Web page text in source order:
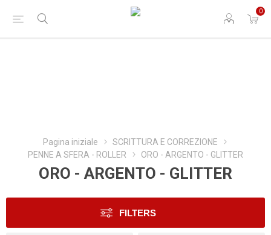
0
Pagina iniziale
SCRITTURA E CORREZIONE
PENNE A SFERA - ROLLER
ORO - ARGENTO - GLITTER
ORO - ARGENTO - GLITTER
FILTERS